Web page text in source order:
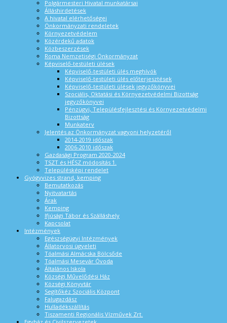
Polgármesteri Hivatal munkatársai
Álláshirdetések
A hivatal elérhetőségei
Önkormányzati rendeletek
Környezetvédelem
Közérdekű adatok
Közbeszerzések
Roma Nemzetiségi Önkormányzat
Képviselő-testületi ülések
Képviselő-testületi ülés meghívók
Képviselő-testületi ülés előterjesztések
Képviselő-testületi ülések jegyzőkönyvei
Szociális, Oktatási és Környezetvédelmi Bizottság
jegyzőkönyvei
Pénzügyi, Településfejlesztési és Környezetvédelmi
Bizottság
Munkaterv
Jelentés az Önkormányzat vagyoni helyzetéről
2014-2019 időszak
2006-2010 időszak
Gazdasági Program 2020-2024
TSZT és HÉSZ módosítás 1.
Településképi rendelet
Gyógyvizes strand, kemping
Bemutatkozás
Nyitvatartás
Árak
Kemping
Ifjúsági Tábor és Szálláshely
Kapcsolat
Intézmények
Egészségügyi Intézmények
Állatorvosi ügyeleti
Tóalmási Almácska Bölcsőde
Tóalmási Mesevár Óvoda
Általános Iskola
Községi Művelődési Ház
Községi Könyvtár
Segítőkéz Szociális Központ
Falugazdász
Hulladékszállítás
Tiszamenti Regionális Vízművek Zrt.